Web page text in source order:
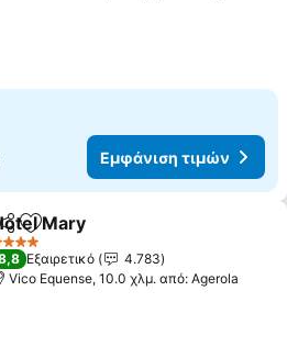
Εμφάνιση τιμών
Προσθήκη στα αγαπημένα
Mary
Εξαιρετικό
4.783
Vico Equense, 10.0 χλμ. από: Agerola